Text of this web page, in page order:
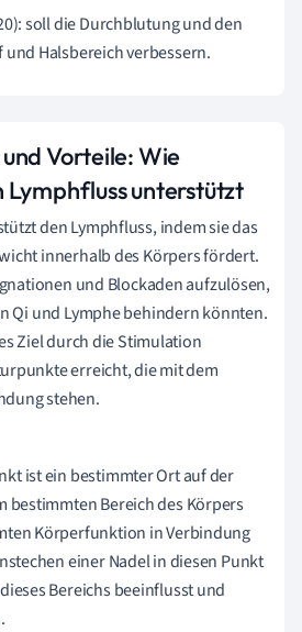
soll die Durchblutung und den
Halsbereich verbessern.
Vorteile: Wie
Lymphfluss unterstützt
den Lymphfluss, indem sie das
innerhalb des Körpers fördert.
und Blockaden aufzulösen,
Qi und Lymphe behindern könnten.
Ziel durch die Stimulation
erreicht, die mit dem
stehen.
ist ein bestimmter Ort auf der
bestimmten Bereich des Körpers
Körperfunktion in Verbindung
einer Nadel in diesen Punkt
Bereichs beeinflusst und